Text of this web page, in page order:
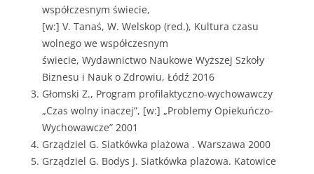
współczesnym świecie,
[w:] V. Tanaś, W. Welskop (red.), Kultura czasu
wolnego we współczesnym
świecie, Wydawnictwo Naukowe Wyższej Szkoły
Biznesu i Nauk o Zdrowiu, Łódź 2016
Głomski Z., Program profilaktyczno-wychowawczy
„Czas wolny inaczej”, [w:] „Problemy Opiekuńczo-
Wychowawcze” 2001
Grządziel G. Siatkówka plażowa . Warszawa 2000
Grządziel G. Bodys J. Siatkówka plażowa. Katowice